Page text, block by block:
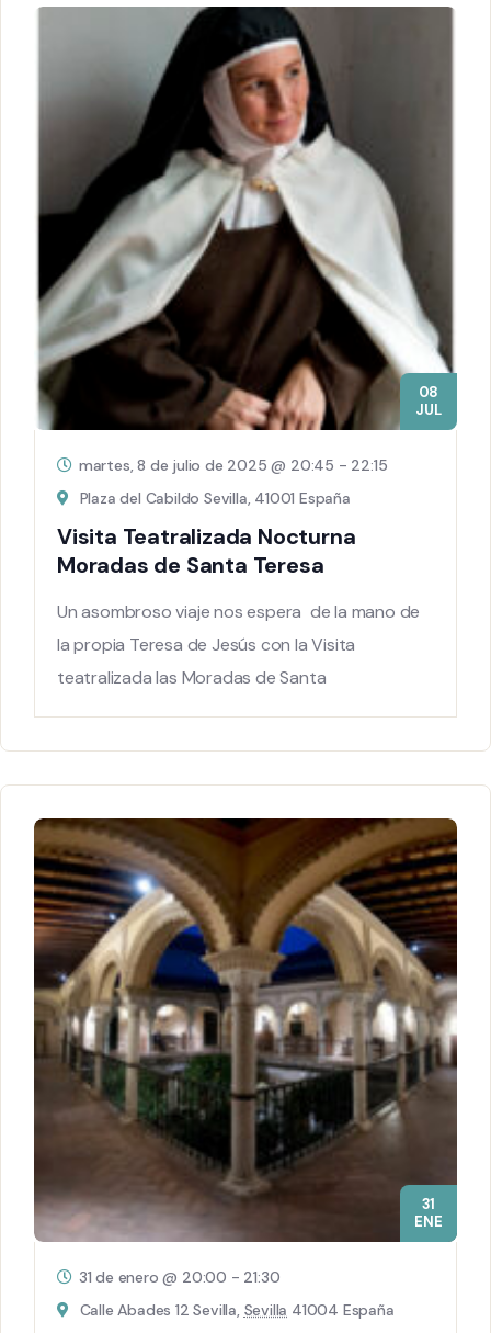
08
JUL
martes, 8 de julio de 2025 @ 20:45 - 22:15
Plaza del Cabildo Sevilla, 41001 España
Visita Teatralizada Nocturna
Moradas de Santa Teresa
Un asombroso viaje nos espera de la mano de
la propia Teresa de Jesús con la Visita
teatralizada las Moradas de Santa
31
ENE
31 de enero @ 20:00 - 21:30
Calle Abades 12 Sevilla, Sevilla 41004 España